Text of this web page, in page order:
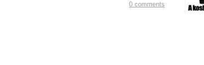
0 comments